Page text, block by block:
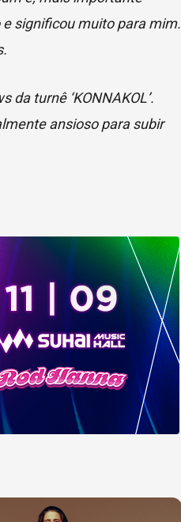
significou muito para mim.
turnê ‘KONNAKOL’.
ansioso para subir